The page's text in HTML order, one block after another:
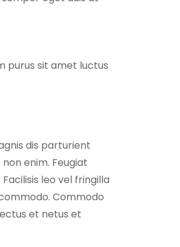
purus sit amet luctus
dis parturient
enim. Feugiat
leo vel fringilla
Commodo
et netus et